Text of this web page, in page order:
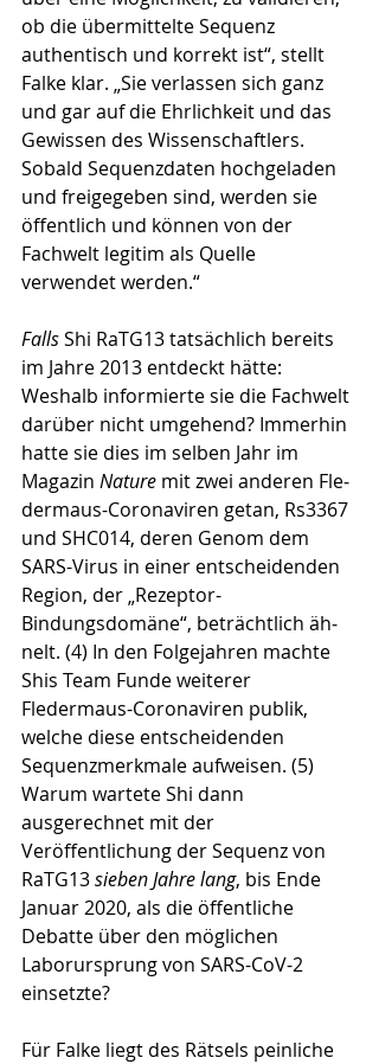
ob die übermittelte Sequenz
authentisch und korrekt ist“, stellt
Falke klar. „Sie verlassen sich ganz
und gar auf die Ehrlichkeit und das
Gewissen des Wissenschaftlers.
Sobald Sequenz­daten hochgeladen
und freigegeben sind, werden sie
öffentlich und können von der
Fachwelt legitim als Quel­le
verwendet werden.“
Falls Shi RaTG13 tatsächlich bereits
im Jahre 2013 entdeckt hätte:
Weshalb informierte sie die Fachwelt
darüber nicht umgehend? Immerhin
hatte sie dies im selben Jahr im
Magazin Nature mit zwei anderen Fle­
der­maus-Coronaviren getan, Rs3367
und SHC014, deren Genom dem
SARS-Virus in einer entscheidenden
Regi­on, der „Rezeptor-
Bindungsdomäne“, beträchtlich äh­
nelt. (4) In den Folgejahren machte
Shis Team Funde weite­rer
Fledermaus-Coronaviren publik,
welche diese ent­schei­denden
Sequenzmerkmale aufweisen. (5)
Warum war­tete Shi dann
ausgerechnet mit der
Veröffentlichung der Sequenz von
RaTG13 sieben Jahre lang, bis Ende
Januar 2020, als die öffentliche
Debatte über den mögli­chen
Laborursprung von SARS-CoV-2
einsetzte?
Für Falke liegt des Rätsels peinliche